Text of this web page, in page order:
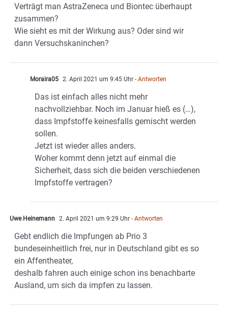
Verträgt man AstraZeneca und Biontec überhaupt
zusammen?
Wie sieht es mit der Wirkung aus? Oder sind wir
dann Versuchskaninchen?
Moraira05 2. April 2021 um 9:45 Uhr - Antworten
Das ist einfach alles nicht mehr
nachvollziehbar. Noch im Januar hieß es (…),
dass Impfstoffe keinesfalls gemischt werden
sollen.
Jetzt ist wieder alles anders.
Woher kommt denn jetzt auf einmal die
Sicherheit, dass sich die beiden verschiedenen
Impfstoffe vertragen?
Uwe Heinemann 2. April 2021 um 9:29 Uhr - Antworten
Gebt endlich die Impfungen ab Prio 3
bundeseinheitlich frei, nur in Deutschland gibt es so
ein Affentheater,
deshalb fahren auch einige schon ins benachbarte
Ausland, um sich da impfen zu lassen.